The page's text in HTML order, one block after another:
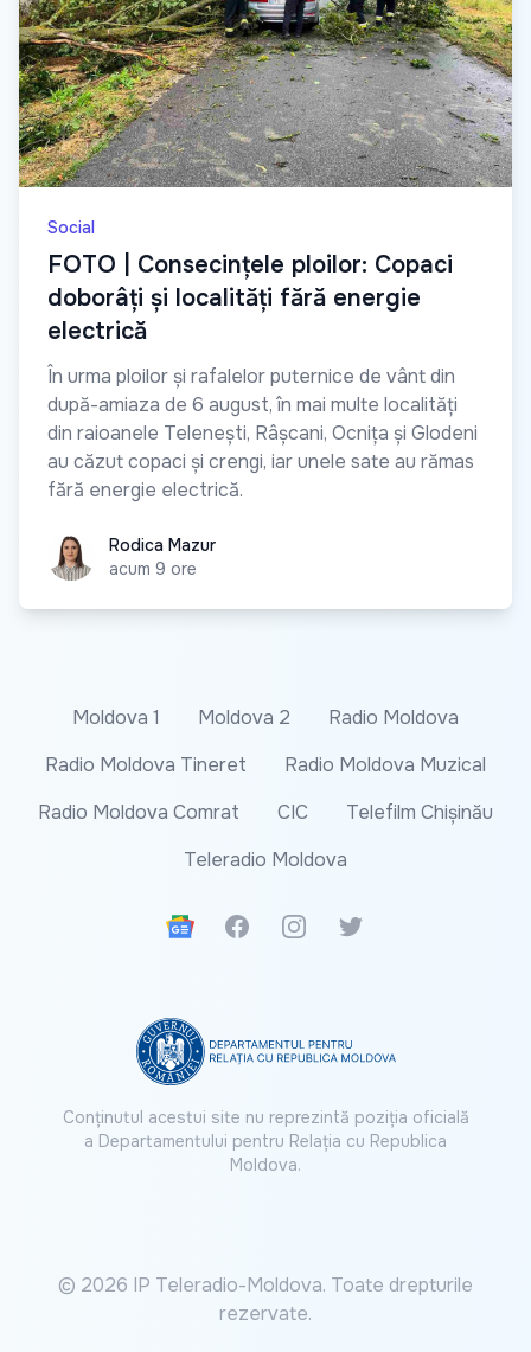
Social
FOTO | Consecințele ploilor: Copaci
doborâți și localități fără energie
electrică
În urma ploilor și rafalelor puternice de vânt din
după-amiaza de 6 august, în mai multe localități
din raioanele Telenești, Râșcani, Ocnița și Glodeni
au căzut copaci și crengi, iar unele sate au rămas
fără energie electrică.
Rodica MazurRodica Mazur
acum 9 ore
Moldova 1 Moldova 2
Radio Moldova
Radio Moldova Tineret
Radio Moldova Muzical
Radio Moldova Comrat
CIC
Telefilm Chișinău
Teleradio Moldova
Google News
FacebookInstagramTwitter
Conținutul acestui site nu reprezintă poziția oficială
a Departamentului pentru Relația cu Republica
Moldova.
© 2026 IP Teleradio-Moldova. Toate drepturile
rezervate.